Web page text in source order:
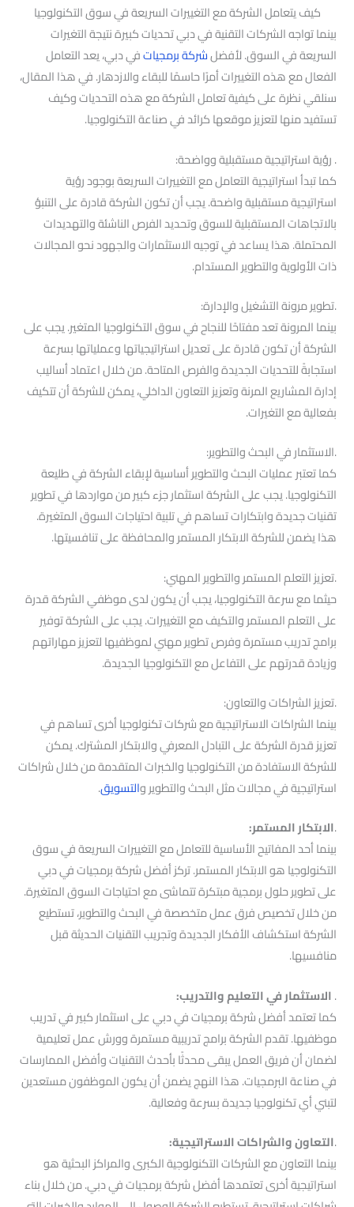
كيف يتعامل الشركة مع التغييرات السريعة في سوق التكنولوجيا
بينما تواجه الشركات التقنية في دبي تحديات كبيرة نتيجة التغيرات
السريعة في السوق. لأفضلشركة برمجياتفي دبي، يعد التعامل
الفعال مع هذه التغييرات أمرًا حاسمًا للبقاء والازدهار. في هذا المقال،
سنلقي نظرة على كيفية تعامل الشركة مع هذه التحديات وكيف
تستفيد منها لتعزيز موقعها كرائد في صناعة التكنولوجيا.
. رؤية استراتيجية مستقبلية وواضحة:
كما تبدأ استراتيجية التعامل مع التغييرات السريعة بوجود رؤية
استراتيجية مستقبلية واضحة. يجب أن تكون الشركة قادرة على التنبؤ
بالاتجاهات المستقبلية للسوق وتحديد الفرص الناشئة والتهديدات
المحتملة. هذا يساعد في توجيه الاستثمارات والجهود نحو المجالات
ذات الأولوية والتطوير المستدام.
.تطوير مرونة التشغيل والإدارة:
بينما المرونة تعد مفتاحًا للنجاح في سوق التكنولوجيا المتغير. يجب على
الشركة أن تكون قادرة على تعديل استراتيجياتها وعملياتها بسرعة
استجابةً للتحديات الجديدة والفرص المتاحة. من خلال اعتماد أساليب
إدارة المشاريع المرنة وتعزيز التعاون الداخلي، يمكن للشركة أن تتكيف
بفعالية مع التغيرات.
.الاستثمار في البحث والتطوير:
كما تعتبر عمليات البحث والتطوير أساسية لإبقاء الشركة في طليعة
التكنولوجيا. يجب على الشركة استثمار جزء كبير من مواردها في تطوير
تقنيات جديدة وابتكارات تساهم في تلبية احتياجات السوق المتغيرة.
هذا يضمن للشركة الابتكار المستمر والمحافظة على تنافسيتها.
.تعزيز التعلم المستمر والتطوير المهني:
حيثما مع سرعة التكنولوجيا، يجب أن يكون لدى موظفي الشركة قدرة
على التعلم المستمر والتكيف مع التغييرات. يجب على الشركة توفير
برامج تدريب مستمرة وفرص تطوير مهني لموظفيها لتعزيز مهاراتهم
وزيادة قدرتهم على التفاعل مع التكنولوجيا الجديدة.
.تعزيز الشراكات والتعاون:
بينما الشراكات الاستراتيجية مع شركات تكنولوجيا أخرى تساهم في
تعزيز قدرة الشركة على التبادل المعرفي والابتكار المشترك. يمكن
للشركة الاستفادة من التكنولوجيا والخبرات المتقدمة من خلال شراكات
استراتيجية في مجالات مثل البحث والتطوير والتسويق.
.الابتكار المستمر:
بينما أحد المفاتيح الأساسية للتعامل مع التغييرات السريعة في سوق
التكنولوجيا هو الابتكار المستمر. تركز أفضل شركة برمجيات في دبي
على تطوير حلول برمجية مبتكرة تتماشى مع احتياجات السوق المتغيرة.
من خلال تخصيص فرق عمل متخصصة في البحث والتطوير، تستطيع
الشركة استكشاف الأفكار الجديدة وتجريب التقنيات الحديثة قبل
منافسيها.
.الاستثمار في التعليم والتدريب:
كما تعتمد أفضل شركة برمجيات في دبي على استثمار كبير في تدريب
موظفيها. تقدم الشركة برامج تدريبية مستمرة وورش عمل تعليمية
لضمان أن فريق العمل يبقى محدثًا بأحدث التقنيات وأفضل الممارسات
في صناعة البرمجيات. هذا النهج يضمن أن يكون الموظفون مستعدين
لتبني أي تكنولوجيا جديدة بسرعة وفعالية.
.التعاون والشراكات الاستراتيجية:
بينما التعاون مع الشركات التكنولوجية الكبرى والمراكز البحثية هو
استراتيجية أخرى تعتمدها أفضل شركة برمجيات في دبي. من خلال بناء